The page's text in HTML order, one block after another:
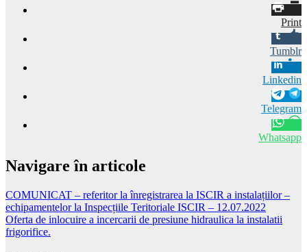
Print
Tumblr
Linkedin
Telegram
Whatsapp
Navigare în articole
COMUNICAT – referitor la înregistrarea la ISCIR a instalațiilor –
echipamentelor la Inspecțiile Teritoriale ISCIR – 12.07.2022
Oferta de inlocuire a incercarii de presiune hidraulica la instalatii
frigorifice.